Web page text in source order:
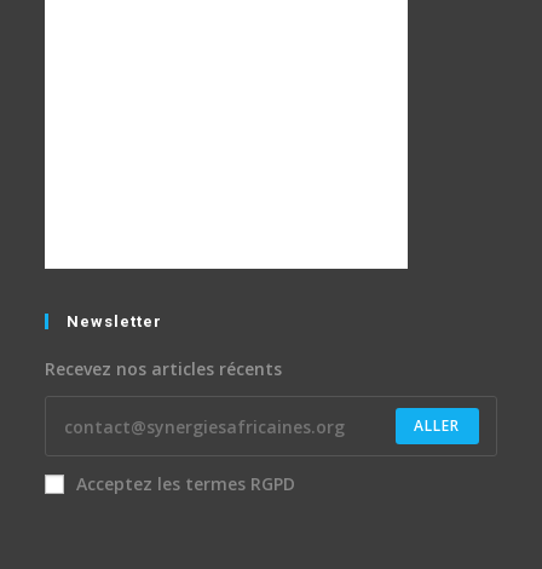
Newsletter
Recevez nos articles récents
ALLER
Acceptez les termes RGPD